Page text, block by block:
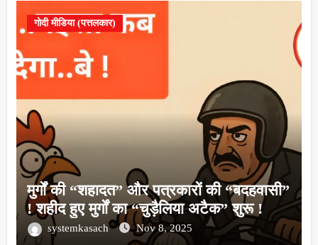
गोदी मीडिया (पत्तलकार)
मुर्गों की “शहादत” और पत्रकारों की “बदहवासी”
! शहीद हुए मुर्गों का “चुड़ैलिया अटैक” शुरू !
systemkasach Nov 8, 2025